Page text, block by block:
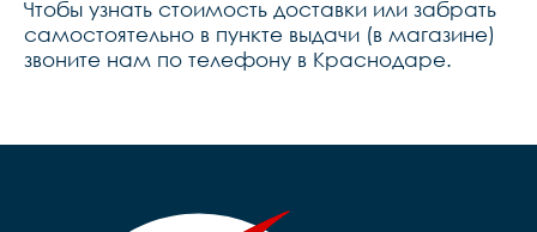
Чтобы узнать стоимость доставки или забрать
самостоятельно в пункте выдачи (в магазине)
звоните нам по телефону в Краснодаре.